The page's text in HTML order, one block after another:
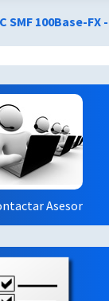
100Base-FX
Asesor